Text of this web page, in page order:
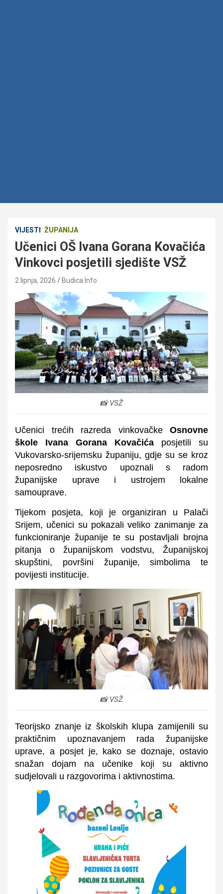
VIJESTI ŽUPANIJA
Učenici OŠ Ivana Gorana Kovačića
Vinkovci posjetili sjedište VSŽ
2 lipnja, 2026 Budica Info
📸 VSŽ
Učenici trećih razreda vinkovačke Osnovne
škole Ivana Gorana Kovačića posjetili su
Vukovarsko-srijemsku županiju, gdje su se kroz
neposredno iskustvo upoznali s radom
županijske uprave i ustrojem lokalne
samouprave.
Tijekom posjeta, koji je organiziran u Palači
Srijem, učenici su pokazali veliko zanimanje za
funkcioniranje županije te su postavljali brojna
pitanja o županijskom vodstvu, Županijskoj
skupštini, površini županije, simbolima te
povijesti institucije.
📸 VSŽ
Teorijsko znanje iz školskih klupa zamijenili su
praktičnim upoznavanjem rada županijske
uprave, a posjet je, kako se doznaje, ostavio
snažan dojam na učenike koji su aktivno
sudjelovali u razgovorima i aktivnostima.